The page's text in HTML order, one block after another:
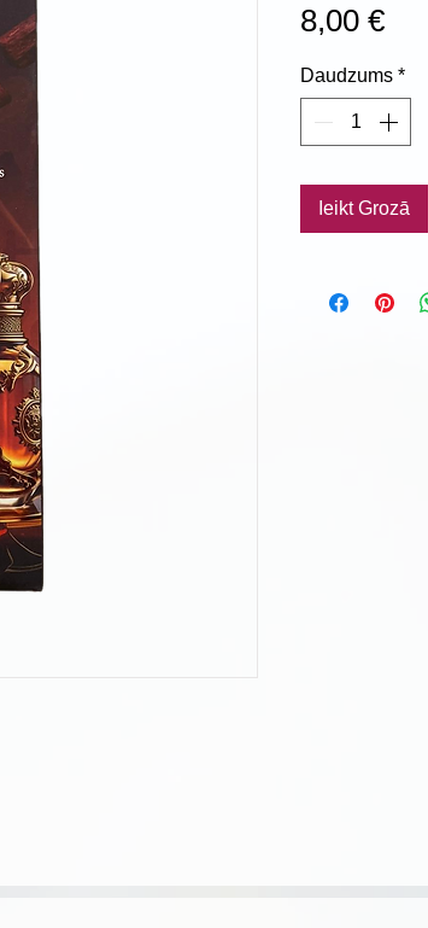
8,00 €
Daudzums *
Ieikt Grozā